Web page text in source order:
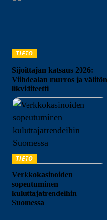
TIETO
Sijoittajan katsaus 2026:
Viihdealan murros ja välitön
likviditeetti
TIETO
Verkkokasinoiden
sopeutuminen
kuluttajatrendeihin
Suomessa